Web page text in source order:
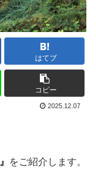
はてブ
コピー
2025.12.07
』 をご紹介します。